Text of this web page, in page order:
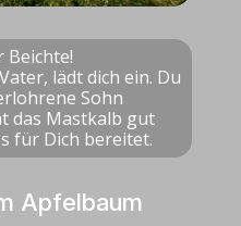
Beichte!
lädt dich ein. Du
Sohn
das Mastkalb gut
für Dich bereitet.
Apfelbaum